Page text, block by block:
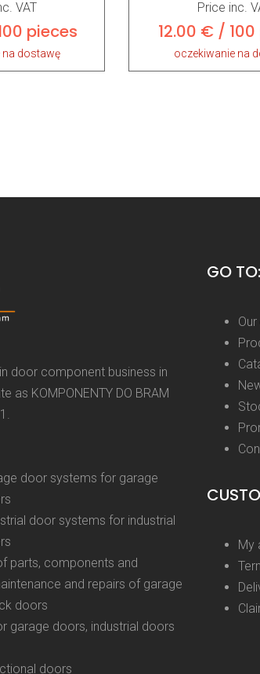
VAT
pieces
na dostawę
Price inc.
12.00 € /
oczekiwanie na
door component business in
as KOMPONENTY DO BRAM
door systems for garage
door systems for industrial
parts, components and
and repairs of garage
doors
garage doors, industrial doors
doors
GO TO:
My